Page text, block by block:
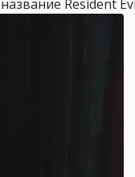
Resident